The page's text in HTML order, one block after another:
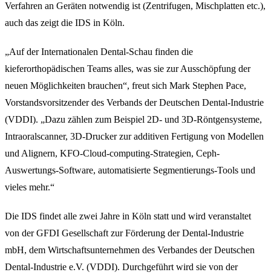
Verfahren an Geräten notwendig ist (Zentrifugen, Mischplatten etc.),
auch das zeigt die IDS in Köln.
„Auf der Internationalen Dental-Schau finden die
kieferorthopädischen Teams alles, was sie zur Ausschöpfung der
neuen Möglichkeiten brauchen“, freut sich Mark Stephen Pace,
Vorstandsvorsitzender des Verbands der Deutschen Dental-Industrie
(VDDI). „Dazu zählen zum Beispiel 2D- und 3D-Röntgensysteme,
Intraoralscanner, 3D-Drucker zur additiven Fertigung von Modellen
und Alignern, KFO-Cloud-computing-Strategien, Ceph-
Auswertungs-Software, automatisierte Segmentierungs-Tools und
vieles mehr.“
Die IDS findet alle zwei Jahre in Köln statt und wird veranstaltet
von der GFDI Gesellschaft zur Förderung der Dental-Industrie
mbH, dem Wirtschaftsunternehmen des Verbandes der Deutschen
Dental-Industrie e.V. (VDDI). Durchgeführt wird sie von der